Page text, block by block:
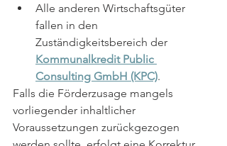
Alle anderen Wirtschaftsgüter
fallen in den
Zuständigkeitsbereich der
Kommunalkredit Public
Consulting GmbH (KPC).
Falls die Förderzusage mangels
vorliegender inhaltlicher
Voraussetzungen zurückgezogen